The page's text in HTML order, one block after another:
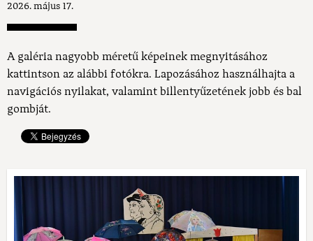
2026. május 17.
A galéria nagyobb méretű képeinek megnyitásához
kattintson az alábbi fotókra. Lapozásához használhajta a
navigációs nyilakat, valamint billentyűzetének jobb és bal
gombját.